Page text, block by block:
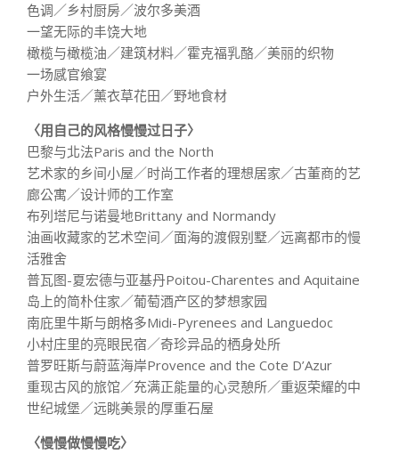
色调／乡村厨房／波尔多美酒
一望无际的丰饶大地
橄榄与橄榄油／建筑材料／霍克福乳酪／美丽的织物
一场感官飨宴
户外生活／薰衣草花田／野地食材
〈用自己的风格慢慢过日子〉
巴黎与北法Paris and the North
艺术家的乡间小屋／时尚工作者的理想居家／古董商的艺
廊公寓／设计师的工作室
布列塔尼与诺曼地Brittany and Normandy
油画收藏家的艺术空间／面海的渡假别墅／远离都市的慢
活雅舍
普瓦图-夏宏德与亚基丹Poitou-Charentes and Aquitaine
岛上的简朴住家／葡萄酒产区的梦想家园
南庇里牛斯与朗格多Midi-Pyrenees and Languedoc
小村庄里的亮眼民宿／奇珍异品的栖身处所
普罗旺斯与蔚蓝海岸Provence and the Cote D’Azur
重现古风的旅馆／充满正能量的心灵憩所／重返荣耀的中
世纪城堡／远眺美景的厚重石屋
〈慢慢做慢慢吃〉